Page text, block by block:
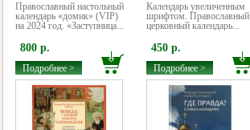
Православный настольный
календарь «домик» (VIP)
на 2024 год. «Заступница...
800 р.
Подробнее >
Календарь увеличенным
шрифтом. Православный
церковный календарь...
450 р.
Подробнее >